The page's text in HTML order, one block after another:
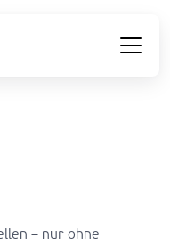
– nur ohne